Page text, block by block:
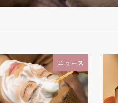
ニュース